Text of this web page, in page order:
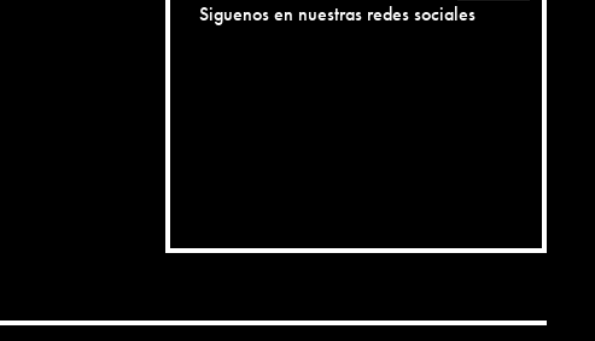
Siguenos en nuestras redes sociales